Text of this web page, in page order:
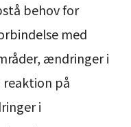
behov for
med
ændringer i
reaktion på
i